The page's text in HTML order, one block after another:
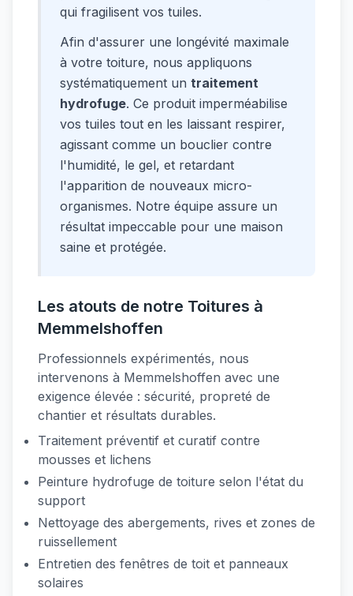
qui fragilisent vos tuiles.
Afin d'assurer une longévité maximale
à votre toiture, nous appliquons
systématiquement un traitement
hydrofuge. Ce produit imperméabilise
vos tuiles tout en les laissant respirer,
agissant comme un bouclier contre
l'humidité, le gel, et retardant
l'apparition de nouveaux micro-
organismes. Notre équipe assure un
résultat impeccable pour une maison
saine et protégée.
Les atouts de notre Toitures à
Memmelshoffen
Professionnels expérimentés, nous
intervenons à Memmelshoffen avec une
exigence élevée : sécurité, propreté de
chantier et résultats durables.
Traitement préventif et curatif contre
mousses et lichens
Peinture hydrofuge de toiture selon l'état du
support
Nettoyage des abergements, rives et zones de
ruissellement
Entretien des fenêtres de toit et panneaux
solaires